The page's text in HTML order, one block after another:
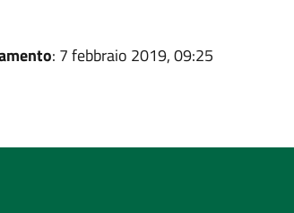
: 7 febbraio 2019, 09:25